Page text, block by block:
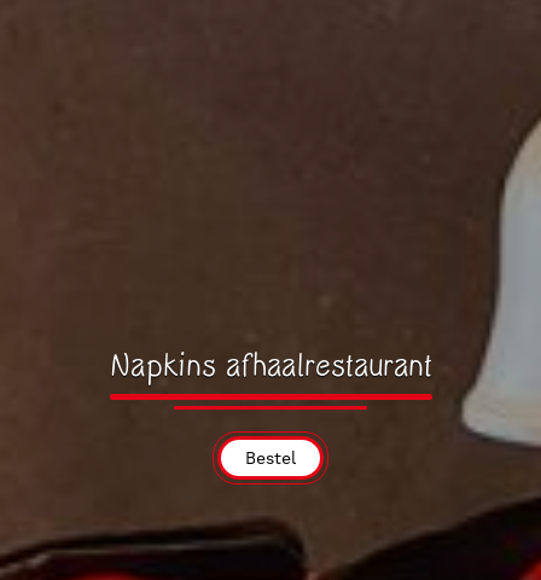
Napkins afhaalrestaurant
Bestel